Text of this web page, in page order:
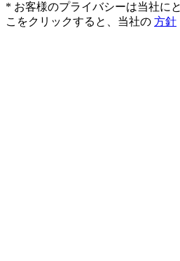
* お客様のプライバシーは当社に
こをクリックすると、当社の 方針